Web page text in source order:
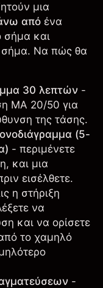
μια
από ένα
σήμα και
σήμα. Να πώς θα
30 λεπτών -
ΜΑ 20/50 για
της τάσης.
(5-
- περιμένετε
, και μια
εισέλθετε.
η στήριξη
να
και να ορίσετε
το χαμηλό
-